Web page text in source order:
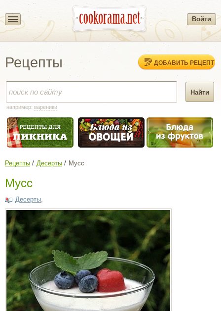
Войти
Рецепты ДОБАВИТЬ РЕЦЕПТ
например: вареники
Рецепты Десерты Мусс
Мусс
Десерты